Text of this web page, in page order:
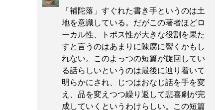
「補陀落」すぐれた書き手というのは土
地を意識している。だがこの著者ほどロ
ーカル性、トポス性が大きな役割を果た
すと言うのはあまりに陳腐に響くかもし
れない。このよっつの短篇が旋回してい
る話らしいというのは最後に辿り着いて
明らかにされ、じつはおなじ話を手を変
え、品を変えつつ繰り返して悲喜劇が完
成していくというわけらしい。この短篇